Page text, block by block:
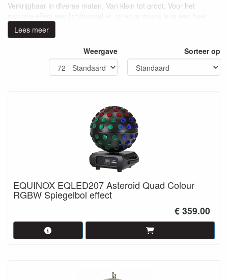
Verkrijgbaar in diverse maten. Van klein tot groot. Voor het
andere wereld. Kijk bijvoorbeeld eens bij onze
contactop voor meer informatie.
Lees meer
Weergave Sorteer op
EQUINOX EQLED207 Asteroid Quad Colour
RGBW Spiegelbol effect
€ 359.00